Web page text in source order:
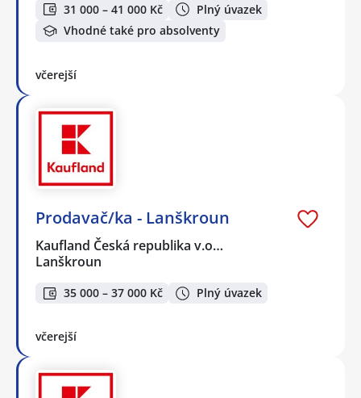
31 000 – 41 000 Kč
Plný úvazek
Vhodné také pro absolventy
včerejší
Prodavač/ka - Lanškroun
Kaufland Česká republika v.o…
Lanškroun
35 000 – 37 000 Kč Plný úvazek
včerejší